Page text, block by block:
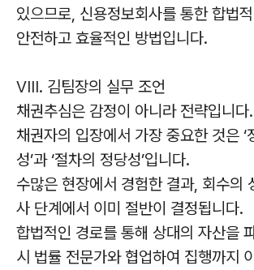
있으므로, 신용정보회사를 통한 합법
안전하고 효율적인 방법입니다.
VIII. 김팀장의 실무 조언
채권추심은 감정이 아니라 전략입니다.
채권자의 입장에서 가장 중요한 것은 ‘
성’과 ‘절차의 정당성’입니다.
수많은 현장에서 경험한 결과, 회수의
사 단계에서 이미 절반이 결정됩니다.
합법적인 경로를 통해 상대의 자산을
시 법률 전문가와 협업하여 집행까지